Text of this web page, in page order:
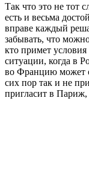
Так что это не тот
есть и весьма
вправе каждый
забывать, что
кто примет условия
ситуации, когда в
во Францию может
сих пор так и не
пригласит в